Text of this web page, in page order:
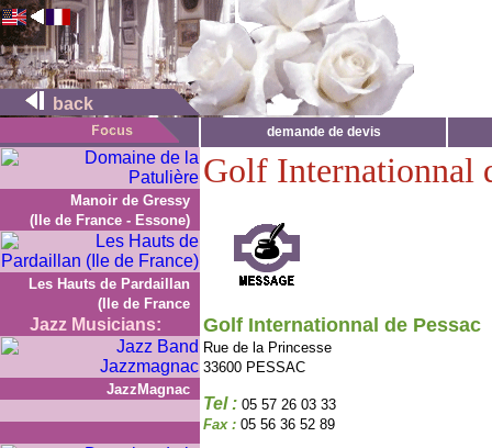
back
demande de devis
Manoir de Gressy
(Ile de France - Essone)
Les Hauts de Pardaillan
(Ile de France
Jazz Musicians:
JazzMagnac
Golf Internationnal
Golf Internationnal de Pessac
Rue de la Princesse
33600 PESSAC
Tel : 05 57 26 03 33
Fax : 05 56 36 52 89